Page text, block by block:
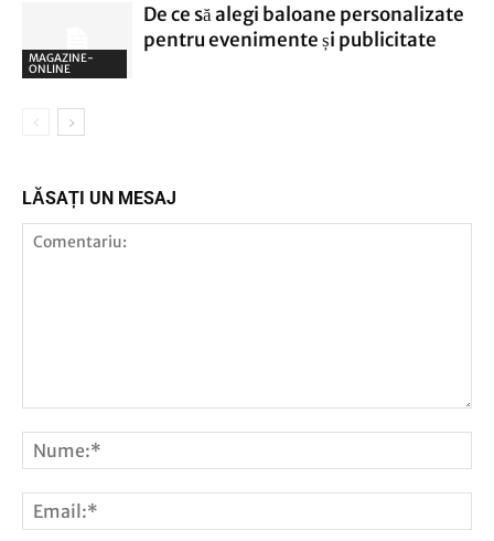
MAGAZINE-
ONLINE
De ce să alegi baloane personalizate
pentru evenimente și publicitate
LĂSAȚI UN MESAJ